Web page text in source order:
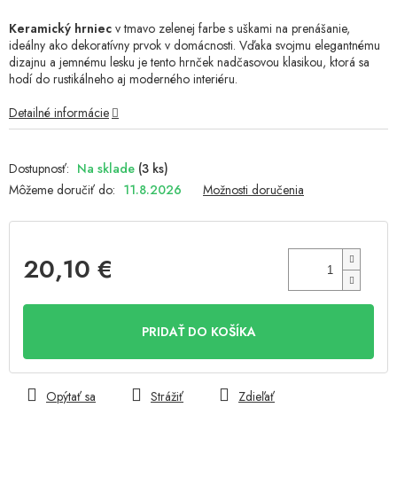
Na sklade (3 ks)
Môžeme doručiť do: 11.8.2026 Možnosti doručenia
20,10 €
PRIDAŤ DO KOŠÍKA
Keramický hrniec v tmavo zelenej farbe s uškami na prenášanie,
ideálny ako dekoratívny prvok v domácnosti. Vďaka svojmu elegantnému
dizajnu a jemnému lesku je tento hrnček nadčasovou klasikou, ktorá sa
hodí do rustikálneho aj moderného interiéru.
Detailné informácie
Opýtať sa Strážiť Zdieľať
z
5
hviezdičiek.